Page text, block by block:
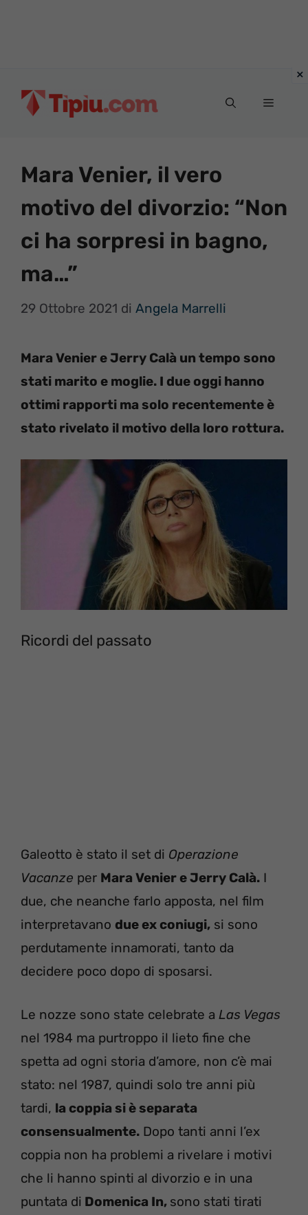
Menu
Mara Venier, il vero
motivo del divorzio: “Non
ci ha sorpresi in bagno,
ma…”
29 Ottobre 2021 di Angela Marrelli
Mara Venier e Jerry Calà un tempo sono
stati marito e moglie. I due oggi hanno
ottimi rapporti ma solo recentemente è
stato rivelato il motivo della loro rottura.
Ricordi del passato
Galeotto è stato il set di Operazione
Vacanze per Mara Venier e Jerry Calà. I
due, che neanche farlo apposta, nel film
interpretavano due ex coniugi, si sono
perdutamente innamorati, tanto da
decidere poco dopo di sposarsi.
Le nozze sono state celebrate a Las Vegas
nel 1984 ma purtroppo il lieto fine che
spetta ad ogni storia d’amore, non c’è mai
stato: nel 1987, quindi solo tre anni più
tardi, la coppia si è separata
consensualmente. Dopo tanti anni l’ex
coppia non ha problemi a rivelare i motivi
che li hanno spinti al divorzio e in una
puntata di Domenica In, sono stati tirati